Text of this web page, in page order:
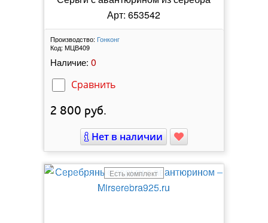
Арт: 653542
Производство: Гонконг
Код: МЦВ409
Наличие: 0
Сравнить
2 800 руб.
Нет в наличии
Есть комплект